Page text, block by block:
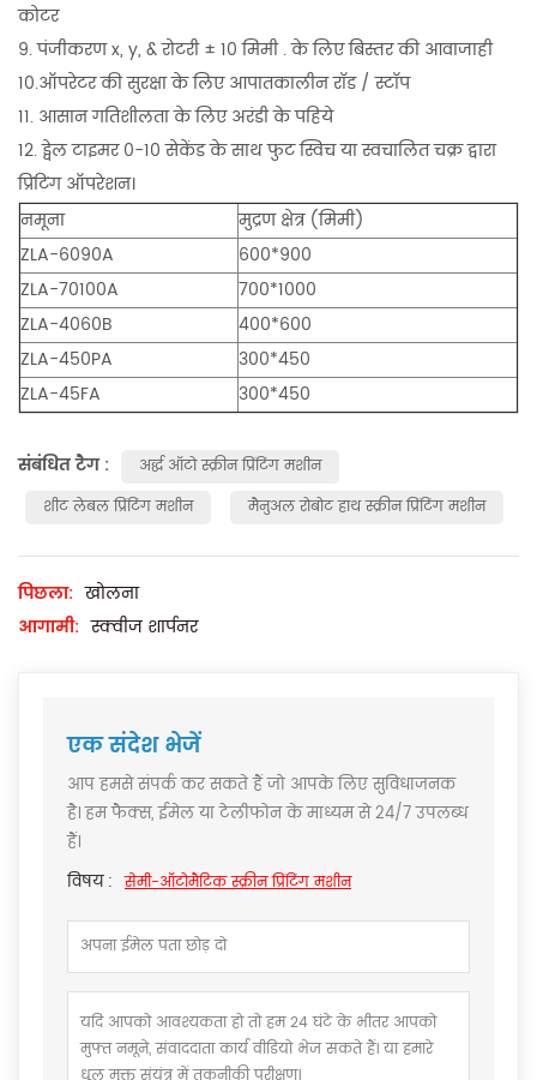
कोटर
9. पंजीकरण x, y, & रोटरी ± 10 मिमी . के लिए बिस्तर की आवाजाही
10.ऑपरेटर की सुरक्षा के लिए आपातकालीन रॉड / स्टॉप
11. आसान गतिशीलता के लिए अरंडी के पहिये
12. ड्वेल टाइमर 0-10 सेकेंड के साथ फुट स्विच या स्वचालित चक्र द्वारा
प्रिंटिंग ऑपरेशन।
नमूना
मुद्रण क्षेत्र (मिमी)
ZLA-6090A
600*900
ZLA-70100A
700*1000
ZLA-4060B
400*600
ZLA-450PA
300*450
ZLA-45FA
300*450
संबंधित टैग :
अर्द्ध ऑटो स्क्रीन प्रिंटिंग मशीन
शीट लेबल प्रिंटिंग मशीन
मैनुअल रोबोट हाथ स्क्रीन प्रिंटिंग मशीन
पिछला: खोलना
आगामी: स्क्वीज शार्पनर
एक संदेश भेजें
आप हमसे संपर्क कर सकते हैं जो आपके लिए सुविधाजनक
है। हम फैक्स, ईमेल या टेलीफोन के माध्यम से 24/7 उपलब्ध
हैं।
विषय : सेमी-ऑटोमैटिक स्क्रीन प्रिंटिंग मशीन